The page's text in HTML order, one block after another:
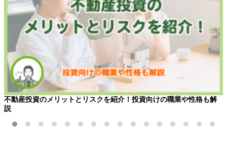
不動産投資のメリットとリスクを紹介！投資向けの職業や性格も解
説